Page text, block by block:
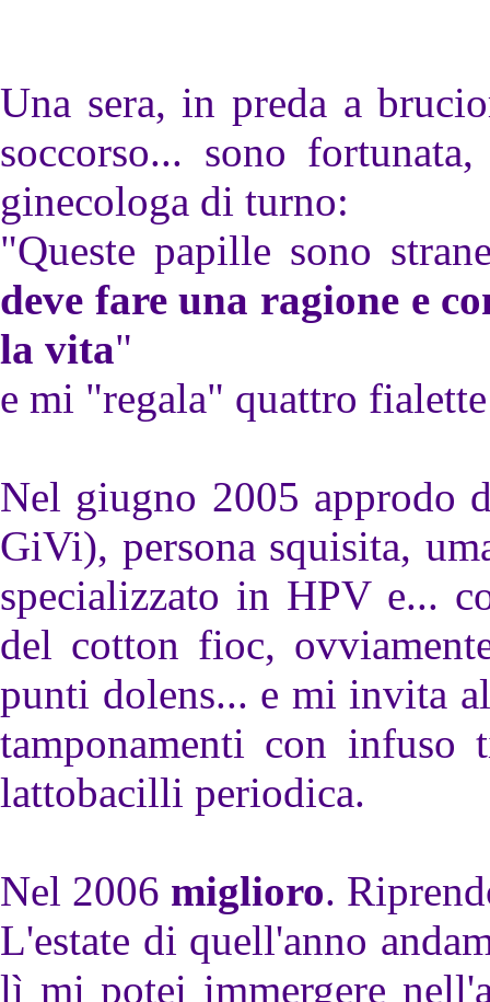
Una sera, in preda a
soccorso... sono
ginecologa di turno:
"Queste papille sono
deve fare una ragione e
la vita"
e mi "regala" quattro
Nel giugno 2005 approdo
GiVi), persona squisita,
specializzato in HPV e...
del cotton fioc,
punti dolens... e mi invita
tamponamenti con
lattobacilli periodica.
Nel 2006 miglioro.
L'estate di quell'anno
lì mi potei immergere